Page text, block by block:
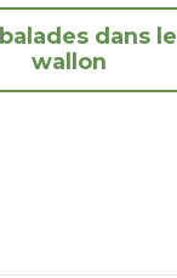
dans
wallon